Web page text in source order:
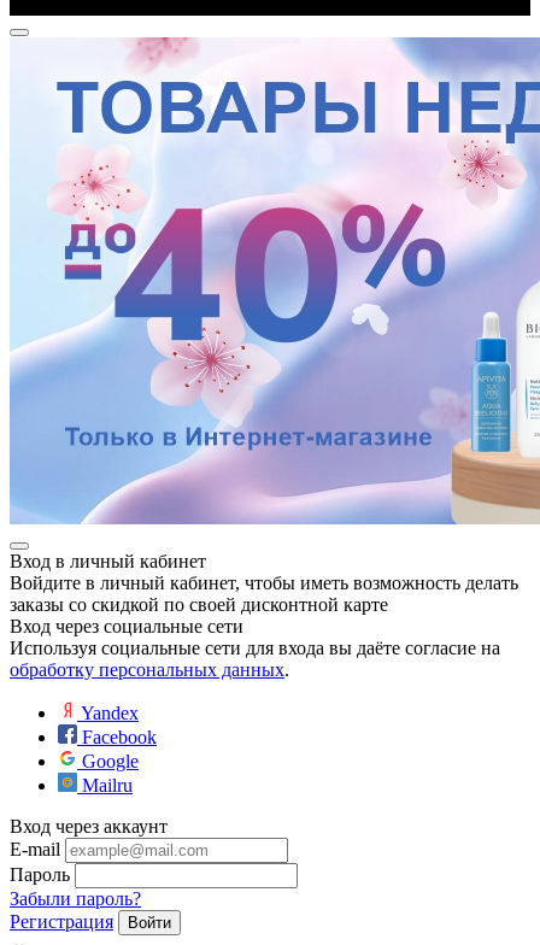
Вход в личный кабинет
Войдите в личный кабинет, чтобы иметь возможность делать
заказы со скидкой по своей дисконтной карте
Вход через социальные сети
Используя социальные сети для входа вы даёте согласие на
обработку персональных данных.
Yandex
Facebook
Google
Mailru
Вход через аккаунт
E-mail
Пароль
Забыли пароль?
Регистрация
Войти